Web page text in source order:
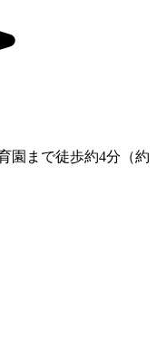
園まで徒歩約4分（約